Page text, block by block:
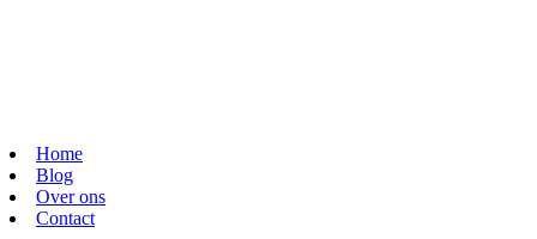
Home
Blog
Over ons
Contact